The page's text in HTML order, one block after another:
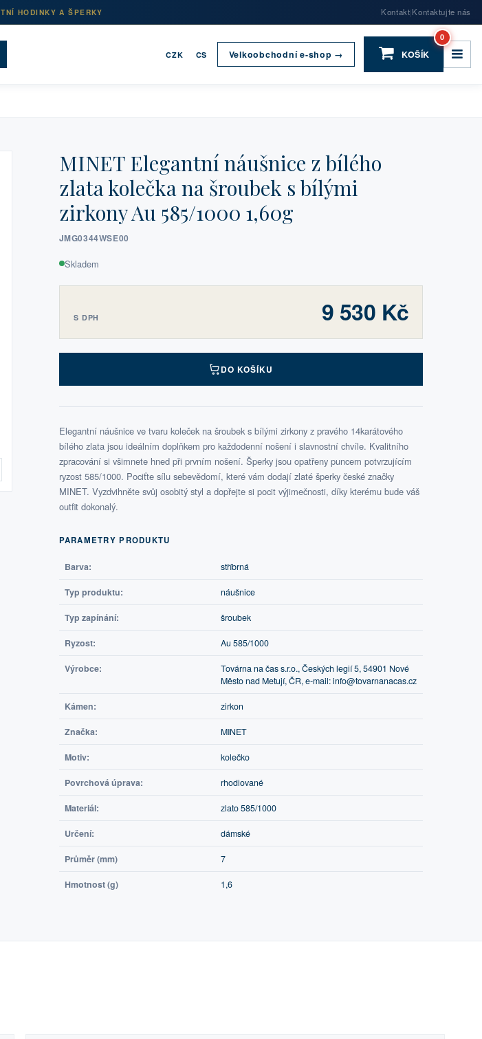
HODINKY A ŠPERKY Kontakt|Kontaktujte nás
CZK CS Velkoobchodní e-shop → KOŠÍK
0
MINET Elegantní náušnice z bílého
zlata kolečka na šroubek s bílými
zirkony Au 585/1000 1,60g
JMG0344WSE00
Skladem
S DPH 9 530 Kč
DO KOŠÍKU
Elegantní náušnice ve tvaru koleček na šroubek s bílými zirkony z pravého 14karátového
bílého zlata jsou ideálním doplňkem pro každodenní nošení i slavnostní chvíle. Kvalitního
zpracování si všimnete hned při prvním nošení. Šperky jsou opatřeny puncem potvrzujícím
ryzost 585/1000. Pociťte sílu sebevědomí, které vám dodají zlaté šperky české značky
MINET. Vyzdvihněte svůj osobitý styl a dopřejte si pocit výjimečnosti, díky kterému bude váš
outfit dokonalý.
PARAMETRY PRODUKTU
Barva: stříbrná
Typ produktu: náušnice
Typ zapínání: šroubek
Ryzost: Au 585/1000
Výrobce:
Továrna na čas s.r.o., Českých legií 5, 54901 Nové
Město nad Metují, ČR, e-mail: info@tovarnanacas.cz
Kámen: zirkon
Značka: MINET
Motiv: kolečko
Povrchová úprava: rhodiované
Materiál: zlato 585/1000
Určení: dámské
Průměr (mm) 7
Hmotnost (g) 1,6